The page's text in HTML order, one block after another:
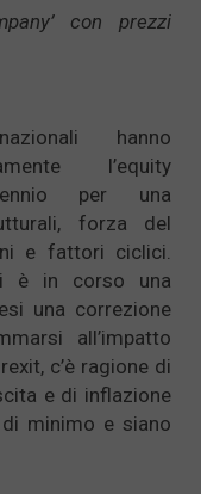
con prezzi
hanno
l’equity
per una
forza del
e fattori ciclici.
è in corso una
una correzione
all’impatto
c’è ragione di
e di inflazione
minimo e siano